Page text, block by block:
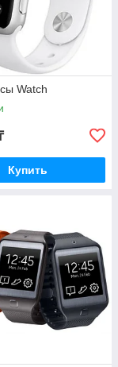
Watch
Купить